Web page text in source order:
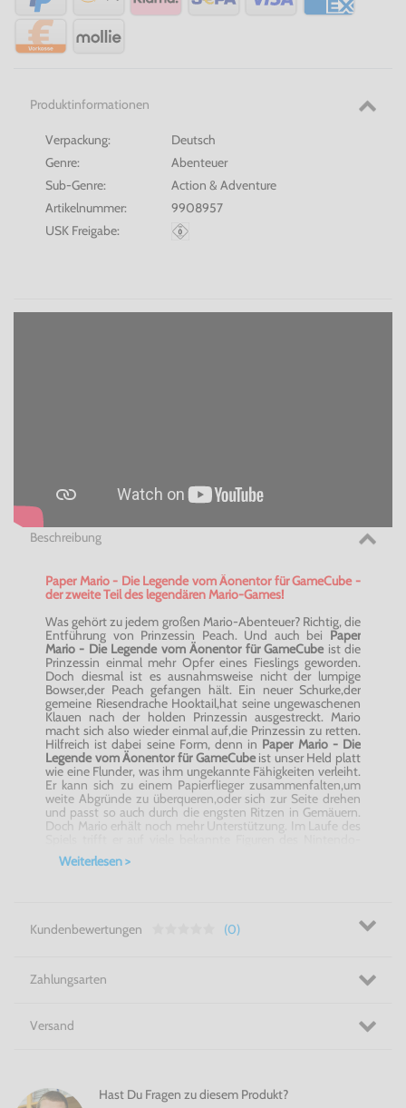
Produktinformationen
Verpackung:
Deutsch
Genre:
Abenteuer
Sub-Genre:
Action & Adventure
Artikelnummer:
9908957
USK Freigabe:
Beschreibung
Paper Mario - Die Legende vom Äonentor für GameCube -
der zweite Teil des legendären Mario-Games!
Was gehört zu jedem großen Mario-Abenteuer? Richtig, die
Entführung von Prinzessin Peach. Und auch bei Paper
Mario - Die Legende vom Äonentor für GameCubeist die
Prinzessin einmal mehr Opfer eines Fieslings geworden.
Doch diesmal ist es ausnahmsweise nicht der lumpige
Bowser,der Peach gefangen hält. Ein neuer Schurke,der
gemeine Riesendrache Hooktail,hat seine ungewaschenen
Klauen nach der holden Prinzessin ausgestreckt. Mario
macht sich also wieder einmal auf,die Prinzessin zu retten.
Hilfreich ist dabei seine Form, denn in Paper Mario - Die
Legende vom Äonentor für GameCubeist unser Held platt
wie eine Flunder, was ihm ungekannte Fähigkeiten verleiht.
Er kann sich zu einem Papierflieger zusammenfalten,um
weite Abgründe zu überqueren,oder sich zur Seite drehen
und passt so auch durch die engsten Ritzen in Gemäuern.
Doch Mario erhält noch mehr Unterstützung. Im Laufe des
Universums,die ihm bei seiner Mission weiterhelfen. Um
noch mehr Abwechslung ins Spielgeschehen zu bringen,
seinen Status als Fiesling besorgte Bowser spielt an einigen
Stellen des Games die Hauptrolle. Kein Wunder also, dass
Spielesammlung ist.
Außergewöhnliches 2D-Design versetzt Mario in
Papierflieger
Weiterlesen >
Kundenbewertungen (0)
Zahlungsarten
Versand
Hast Du Fragen zu diesem Produkt?